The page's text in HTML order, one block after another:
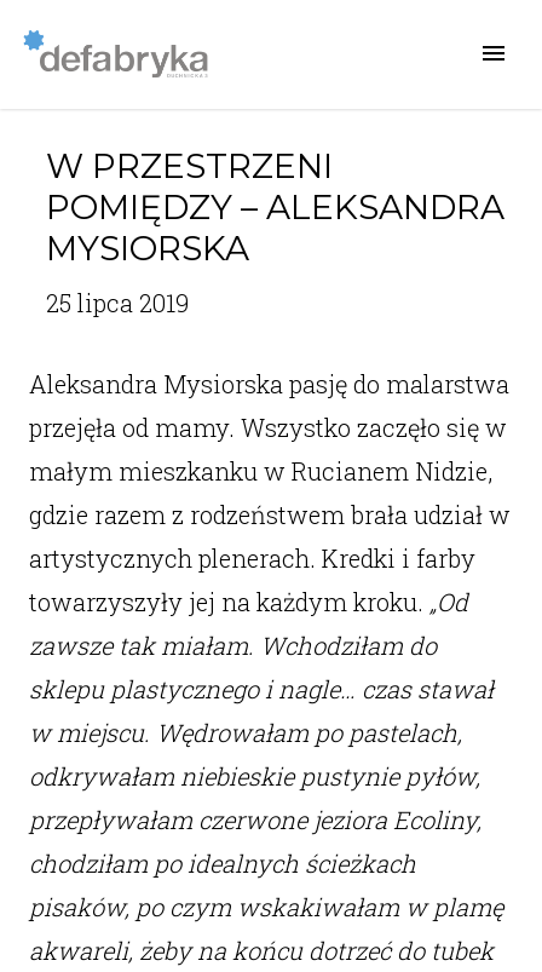
W PRZESTRZENI
POMIĘDZY – ALEKSANDRA
MYSIORSKA
25 lipca 2019
Aleksandra Mysiorska pasję do malarstwa
przejęła od mamy. Wszystko zaczęło się w
małym mieszkanku w Rucianem Nidzie,
gdzie razem z rodzeństwem brała udział w
artystycznych plenerach. Kredki i farby
towarzyszyły jej na każdym kroku. „Od
zawsze tak miałam. Wchodziłam do
sklepu plastycznego i nagle… czas stawał
w miejscu. Wędrowałam po pastelach,
odkrywałam niebieskie pustynie pyłów,
przepływałam czerwone jeziora Ecoliny,
chodziłam po idealnych ścieżkach
pisaków, po czym wskakiwałam w plamę
akwareli, żeby na końcu dotrzeć do tubek